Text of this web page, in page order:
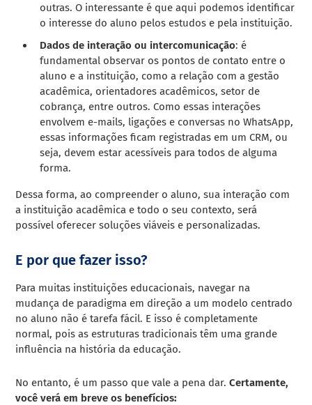
outras. O interessante é que aqui podemos identificar
o interesse do aluno pelos estudos e pela instituição.
Dados de interação ou intercomunicação: é
fundamental observar os pontos de contato entre o
aluno e a instituição, como a relação com a gestão
acadêmica, orientadores acadêmicos, setor de
cobrança, entre outros. Como essas interações
envolvem e-mails, ligações e conversas no WhatsApp,
essas informações ficam registradas em um CRM, ou
seja, devem estar acessíveis para todos de alguma
forma.
Dessa forma, ao compreender o aluno, sua interação com
a instituição acadêmica e todo o seu contexto, será
possível oferecer soluções viáveis e personalizadas.
E por que fazer isso?
Para muitas instituições educacionais, navegar na
mudança de paradigma em direção a um modelo centrado
no aluno não é tarefa fácil. E isso é completamente
normal, pois as estruturas tradicionais têm uma grande
influência na história da educação.
No entanto, é um passo que vale a pena dar.Certamente,
você verá em breve os benefícios: